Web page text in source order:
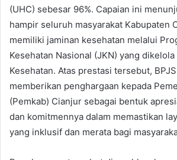
(UHC) sebesar 96%. Capaian ini
hampir seluruh masyarakat Kabupaten
memiliki jaminan kesehatan melalui
Kesehatan Nasional (JKN) yang dikelola
Kesehatan. Atas prestasi tersebut,
memberikan penghargaan kepada
(Pemkab) Cianjur sebagai bentuk
dan komitmennya dalam memastikan
yang inklusif dan merata bagi